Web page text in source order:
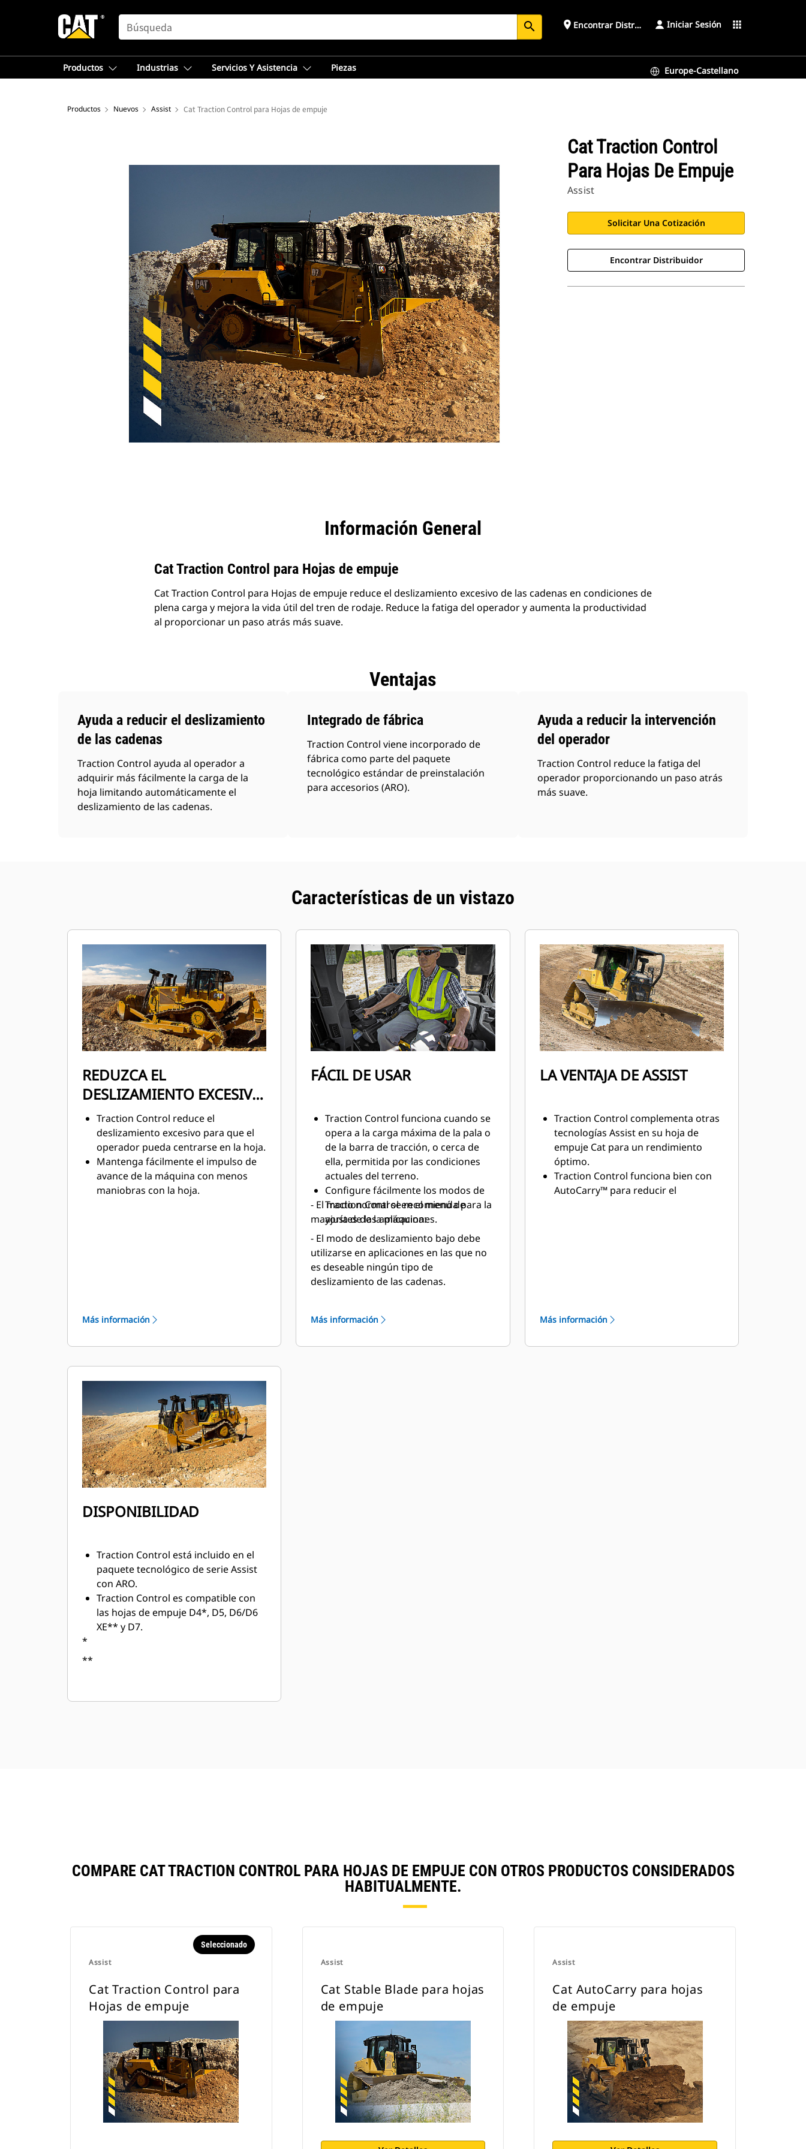
SEARCH search place Encontrar Distribuidor Iniciar Sesión apps
Productos Industrias Servicios Y Asistencia Piezas Europe-Castellano
Productos Nuevos Assist Cat Traction Control para Hojas de empuje
Cat Traction Control
Para Hojas De Empuje
Assist
Solicitar Una Cotización
Encontrar Distribuidor
Información General
Cat Traction Control para Hojas de empuje
Cat Traction Control para Hojas de empuje reduce el deslizamiento excesivo de las cadenas en condiciones de
plena carga y mejora la vida útil del tren de rodaje. Reduce la fatiga del operador y aumenta la productividad
al proporcionar un paso atrás más suave.
Ventajas
Ayuda a reducir el deslizamiento
de las cadenas
Traction Control ayuda al operador a
adquirir más fácilmente la carga de la
hoja limitando automáticamente el
deslizamiento de las cadenas.
Integrado de fábrica
Traction Control viene incorporado de
fábrica como parte del paquete
tecnológico estándar de preinstalación
para accesorios (ARO).
Ayuda a reducir la intervención
del operador
Traction Control reduce la fatiga del
operador proporcionando un paso atrás
más suave.
Características de un vistazo
REDUZCA EL
DESLIZAMIENTO EXCESIVO
DE LAS CADENAS
Traction Control reduce el
deslizamiento excesivo para que el
operador pueda centrarse en la hoja.
Mantenga fácilmente el impulso de
avance de la máquina con menos
maniobras con la hoja.
consistencia.
Más información
FÁCIL DE USAR
Traction Control funciona cuando se
opera a la carga máxima de la pala o
de la barra de tracción, o cerca de
ella, permitida por las condiciones
actuales del terreno.
Configure fácilmente los modos de
Traction Control en el menú de
ajustes de la máquina:
- El modo normal se recomienda para la
mayoría de las aplicaciones.
- El modo de deslizamiento bajo debe
utilizarse en aplicaciones en las que no
es deseable ningún tipo de
deslizamiento de las cadenas.
Más información
LA VENTAJA DE ASSIST
Traction Control complementa otras
tecnologías Assist en su hoja de
empuje Cat para un rendimiento
óptimo.
Traction Control funciona bien con
AutoCarry™ para reducir el
Más información
DISPONIBILIDAD
Traction Control está incluido en el
paquete tecnológico de serie Assist
con ARO​.
Traction Control es compatible con
las hojas de empuje D4*, D5, D6/D6
XE** y D7.
*
**
COMPARE CAT TRACTION CONTROL PARA HOJAS DE EMPUJE CON OTROS PRODUCTOS CONSIDERADOS
HABITUALMENTE.
Assist
Seleccionado
Cat Traction Control para
Hojas de empuje
Assist
Cat Stable Blade para hojas
de empuje
Assist
Cat AutoCarry para hojas
de empuje